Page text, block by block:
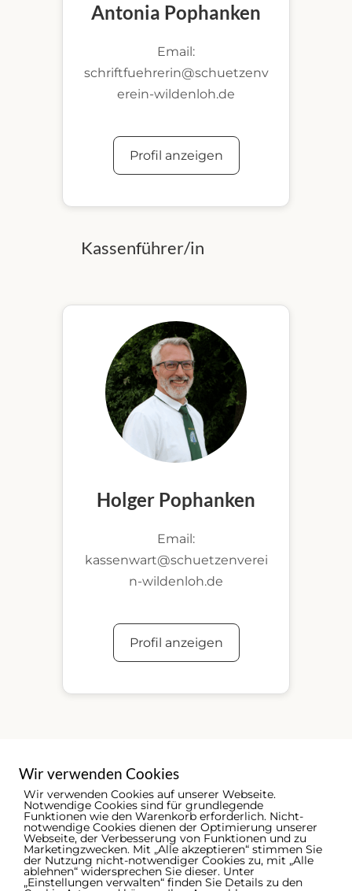
Antonia Pophanken
Email:
schriftfuehrerin@schuetzenv
erein-wildenloh.de
Profil anzeigen
Kassenführer/in
Holger Pophanken
Email:
kassenwart@schuetzenverei
n-wildenloh.de
Profil anzeigen
Wir verwenden Cookies
Wir verwenden Cookies auf unserer Webseite.
Notwendige Cookies sind für grundlegende
Funktionen wie den Warenkorb erforderlich. Nicht-
notwendige Cookies dienen der Optimierung unserer
Webseite, der Verbesserung von Funktionen und zu
Marketingzwecken. Mit „Alle akzeptieren“ stimmen Sie
der Nutzung nicht-notwendiger Cookies zu, mit „Alle
ablehnen“ widersprechen Sie dieser. Unter
„Einstellungen verwalten“ finden Sie Details zu den